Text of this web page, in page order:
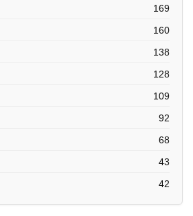
169
160
138
128
109
92
68
43
42